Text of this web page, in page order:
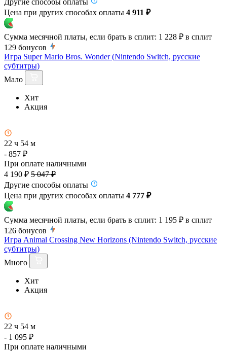
Цена при других способах оплаты 4 911 ₽
Сумма месячной платы, если брать в сплит: 1 228 ₽ в сплит
129 бонусов
Игра Super Mario Bros. Wonder (Nintendo Switch, русские
субтитры)
Мало
Хит
Акция
22 ч 54 м
- 857 ₽
При оплате наличными
4 190 ₽ 5 047 ₽
Другие способы оплаты
Цена при других способах оплаты 4 777 ₽
Сумма месячной платы, если брать в сплит: 1 195 ₽ в сплит
126 бонусов
Игра Animal Crossing New Horizons (Nintendo Switch, русские
субтитры)
Много
Хит
Акция
22 ч 54 м
- 1 095 ₽
При оплате наличными